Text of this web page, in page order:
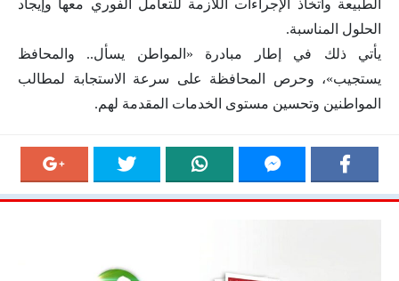
الطبيعة واتخاذ الإجراءات اللازمة للتعامل الفوري معها وإيجاد
الحلول المناسبة.
‏يأتي ذلك في إطار مبادرة «المواطن يسأل.. والمحافظ
يستجيب»، وحرص المحافظة على سرعة الاستجابة لمطالب
المواطنين وتحسين مستوى الخدمات المقدمة لهم.